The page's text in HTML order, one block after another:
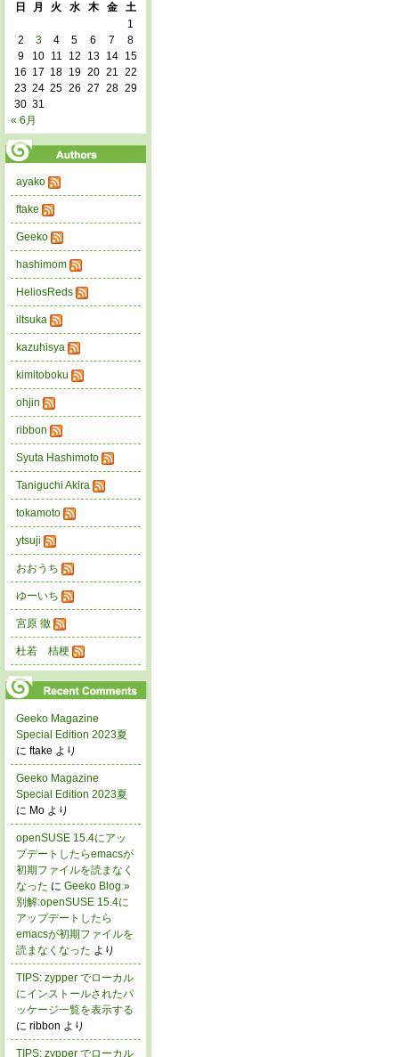
日
月 火 水 木 金
土
1
2
3 4 5 6 7
8
9
10 11 12 13 14
15
16 17 18 19 20 21 22
23 24 25 26 27 28 29
30 31
« 6月
ayako
ftake
Geeko
hashimom
HeliosReds
iltsuka
kazuhisya
kimitoboku
ohjin
ribbon
Syuta Hashimoto
Taniguchi Akira
tokamoto
ytsuji
おおうち
ゆーいち
宮原 徹
杜若 桔梗
Geeko Magazine
Special Edition 2023夏
に ftake より
Geeko Magazine
Special Edition 2023夏
に Mo より
openSUSE 15.4にアッ
プデートしたらemacsが
初期ファイルを読まなく
なった に Geeko Blog »
別解:openSUSE 15.4に
アップデートしたら
emacsが初期ファイルを
読まなくなった より
TIPS: zypper でローカル
にインストールされたパ
ッケージ一覧を表示する
に ribbon より
TIPS: zypper でローカル